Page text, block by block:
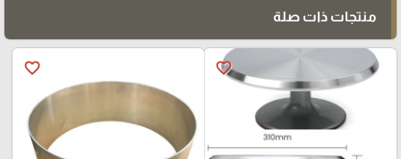
منتجات ذات صلة
favorite_border
favorite_border